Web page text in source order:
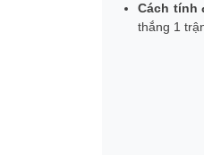
Cách tính
thắng 1